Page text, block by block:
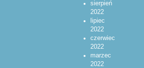
sierpień
2022
lipiec
2022
czerwiec
2022
marzec
2022